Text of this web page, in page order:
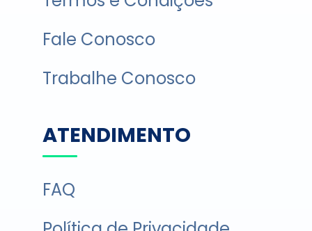
Fale Conosco
Trabalhe Conosco
ATENDIMENTO
FAQ